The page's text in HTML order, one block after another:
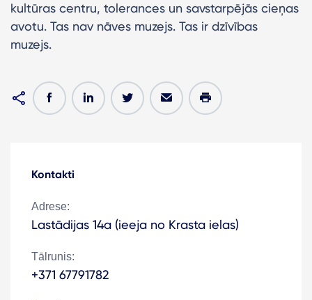
kultūras centru, tolerances un savstarpējās cieņas
avotu. Tas nav nāves muzejs. Tas ir dzīvības
muzejs.
Kontakti
Adrese:
Lastādijas 14a (ieeja no Krasta ielas)
Tālrunis:
+371 67791782